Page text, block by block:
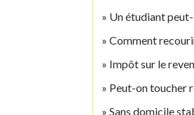
Un étudiant peut-
Comment
Impôt sur le
Peut-on toucher
Sans domicile